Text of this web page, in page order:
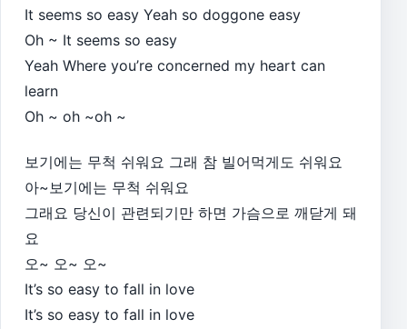
It seems so easy Yeah so doggone easy
Oh ~ It seems so easy
Yeah Where you’re concerned my heart can
learn
Oh ~ oh ~oh ~
보기에는 무척 쉬워요 그래 참 빌어먹게도 쉬워요
아~보기에는 무척 쉬워요
그래요 당신이 관련되기만 하면 가슴으로 깨닫게 돼
요
오~ 오~ 오~
It’s so easy to fall in love
It’s so easy to fall in love